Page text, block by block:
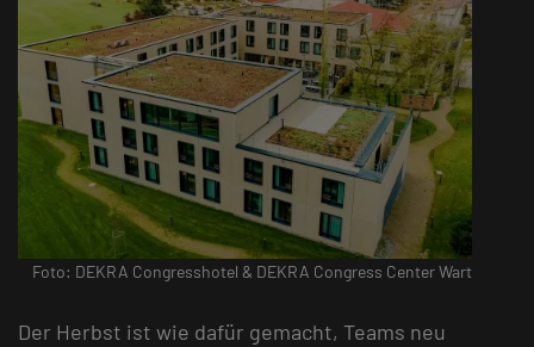
Foto: DEKRA Congresshotel & DEKRA Congress Center Wart
Der Herbst ist wie dafür gemacht, Teams neu